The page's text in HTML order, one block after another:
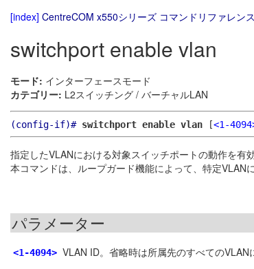
[index] CentreCOM x550シリーズ コマンドリファレン
switchport enable vlan
モード: インターフェースモード
カテゴリー: L2スイッチング / バーチャルLAN
(config-if)# switchport enable vlan [<1-
指定したVLANにおける対象スイッチポートの動作を有効
本コマンドは、ループガード機能によって、特定VLAN
パラメーター
<1-4094> VLAN ID。省略時は所属先のすべての